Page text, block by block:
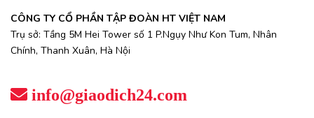
CÔNG TY CỔ PHẦN TẬP ĐOÀN HT VIỆT NAM
Trụ sở: Tầng 5M Hei Tower số 1 P.Ngụy Như Kon Tum, Nhân
Chính, Thanh Xuân, Hà Nội
info@giaodich24.com